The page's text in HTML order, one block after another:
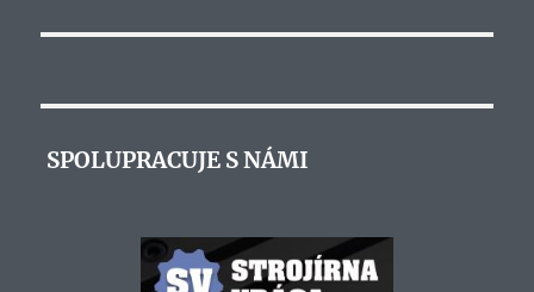
SPOLUPRACUJE S NÁMI